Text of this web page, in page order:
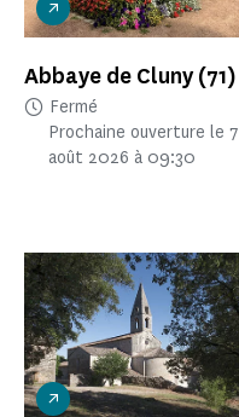
Abbaye de Cluny(71)
Fermé
Prochaine ouverture le 7
août 2026 à 09:30